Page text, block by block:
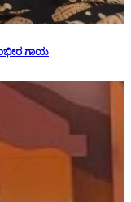
ಗಾಯ